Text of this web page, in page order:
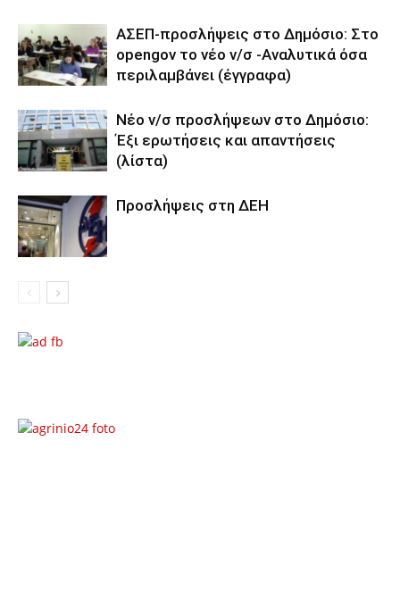
ΑΣΕΠ-προσλήψεις στο Δημόσιο: Στο
opengov το νέο ν/σ -Αναλυτικά όσα
περιλαμβάνει (έγγραφα)
Νέο ν/σ προσλήψεων στο Δημόσιο:
Έξι ερωτήσεις και απαντήσεις
(λίστα)
Προσλήψεις στη ΔΕΗ